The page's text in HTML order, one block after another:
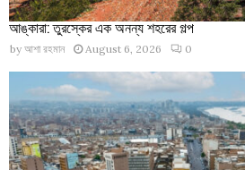
আঙ্কারা: তুরস্কের এক অনন্য শহরের গল্প
by আশা রহমান August 6, 2026 0